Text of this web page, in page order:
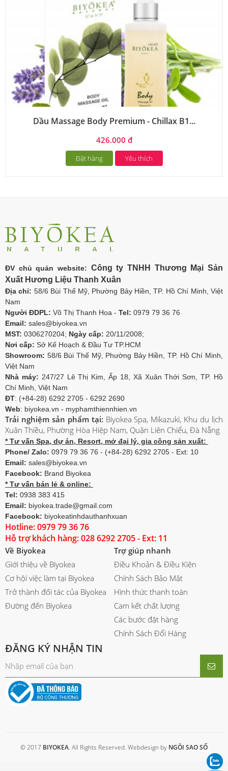
Dầu Massage Body Premium - Chillax B1...
426.000 đ
Đặt hàng Yêu thích
ĐV chủ quản website: Công ty TNHH Thương Mại Sản
Xuất Hương Liệu Thanh Xuân
Địa chỉ: 58/6 Bùi Thế Mỹ, Phường Bảy Hiền, TP. Hồ Chí Minh, Việt
Nam
Người ĐDPL: Võ Thị Thanh Hoa - Tel: 0979 79 36 76
Email: sales@biyokea.vn
MST: 0306270204; Ngày cấp: 20/11/2008;
Nơi cấp: Sở Kế Hoạch & Đầu Tư TP.HCM
Showroom: 58/6 Bùi Thế Mỹ, Phường Bảy Hiền, TP. Hồ Chí Minh,
Việt Nam
Nhà máy: 247/27 Lê Thị Kim, Ấp 18, Xã Xuân Thới Sơn, TP. Hồ
Chí Minh, Việt Nam
ĐT: (+84-28) 6292 2705 - 6292 2690
Web: biyokea.vn - myphamthiennhien.vn
Trải nghiệm sản phẩm tại: Biyokea Spa, Mikazuki, Khu du lịch
Xuân Thiều, Phường Hòa Hiệp Nam, Quận Liên Chiểu, Đà Nẵng
* Tư vấn Spa, dự án, Resort, mở đại lý, gia công sản xuất:
Phone/ Zalo: 0979 79 36 76 - (+84-28) 6292 2705 - Ext: 10
Email: sales@biyokea.vn
Facebook: Brand Biyokea
* Tư vấn bán lẻ & online:
Tel: 0938 383 415
Email: biyokea.trade@gmail.com
Facebook: biyokeatinhdauthanhxuan
Hotline: 0979 79 36 76
Hỗ trợ khách hàng: 028 6292 2705 - Ext: 11
Về Biyokea
Giới thiệu về Biyokea
Cơ hội việc làm tại Biyokea
Trở thành đối tác của Biyokea
Đường đến Biyokea
Trợ giúp nhanh
Điều Khoản & Điều Kiện
Chính Sách Bảo Mật
Hình thức thanh toán
Cam kết chất lượng
Các bước đặt hàng
Chính Sách Đổi Hàng
ĐĂNG KÝ NHẬN TIN
© 2017 BIYOKEA. All Rights Reserved. Webdesign by NGÔI SAO SỐ